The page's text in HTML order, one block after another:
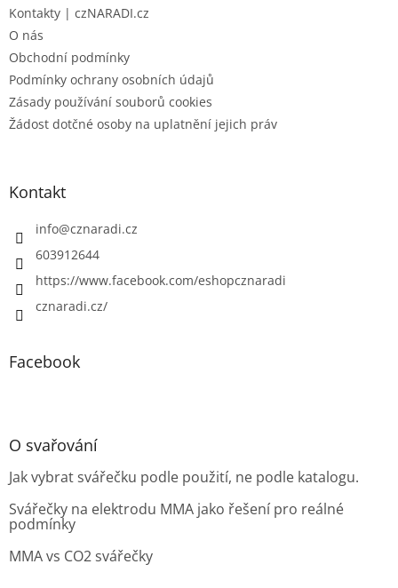
Kontakty | czNARADI.cz
O nás
Obchodní podmínky
Podmínky ochrany osobních údajů
Zásady používání souborů cookies
Žádost dotčné osoby na uplatnění jejich práv
Kontakt
info@cznaradi.cz
603912644
https://www.facebook.com/eshopcznaradi
cznaradi.cz/
Facebook
O svařování
Jak vybrat svářečku podle použití, ne podle katalogu.
Svářečky na elektrodu MMA jako řešení pro reálné
podmínky
MMA vs CO2 svářečky